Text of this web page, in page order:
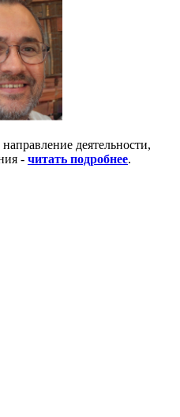
деятельности,
- читать подробнее.